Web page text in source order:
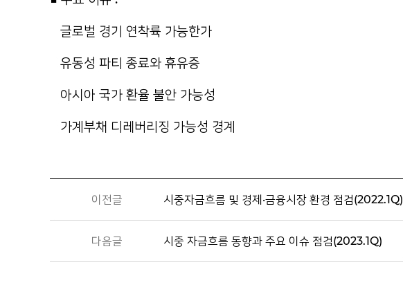
글로벌 경기 연착륙 가능한가
유동성 파티 종료와 휴유증
아시아 국가 환율 불안 가능성
가계부채 디레버리징 가능성 경계
이전글 시중자금흐름 및 경제·금융시장 환경 점검(2022.1Q)
다음글 시중 자금흐름 동향과 주요 이슈 점검(2023.1Q)